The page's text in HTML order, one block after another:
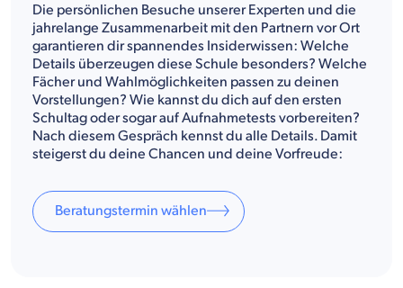
Die persönlichen Besuche unserer Experten und die
jahrelange Zusammenarbeit mit den Partnern vor Ort
garantieren dir spannendes Insiderwissen: Welche
Details überzeugen diese Schule besonders? Welche
Fächer und Wahlmöglichkeiten passen zu deinen
Vorstellungen? Wie kannst du dich auf den ersten
Schultag oder sogar auf Aufnahmetests vorbereiten?
Nach diesem Gespräch kennst du alle Details. Damit
steigerst du deine Chancen und deine Vorfreude:
Beratungstermin wählen